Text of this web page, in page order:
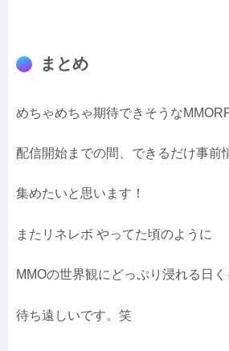
まとめ
めちゃめちゃ期待できそうな
配信開始までの間、できるだけ事前
集めたいと思います！
またリネレボ やってた頃のように
MMOの世界観にどっぷり浸れる日
待ち遠しいです。笑